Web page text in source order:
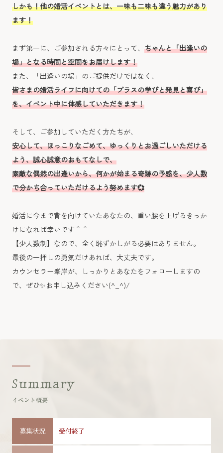
しかも！他の婚活イベントとは、一味も二味も違う魅力があり
ます！
まず第一に、ご参加される方々にとって、 ちゃんと「出逢いの
場」となる時間と空間をお届けします！
また、「出逢いの場」のご提供だけではなく、
皆さまの婚活ライフに向けての「プラスの学びと発見と喜び」
を、イベント中に体感していただきます！
そして、ご参加していただく方たちが、
安心して、ほっこりなごめて、ゆっくりとお過ごしいただける
よう、誠心誠意のおもてなしで、
素敵な偶然の出逢いから、何かが始まる奇跡の予感を、少人数
で分かち合っていただけるよう努めます💞
婚活に今まで背を向けていたあなたの、重い腰を上げるきっか
けになれば幸いです＾＾
【少人数制】なので、全く恥ずかしがる必要はありません。
最後の一押しの勇気だけあれば、大丈夫です。
カウンセラー峯岸が、しっかりとあなたをフォローしますの
で、ぜひ✨お申し込みください(^_^)/
Summary
イベント概要
募集状況 受付終了